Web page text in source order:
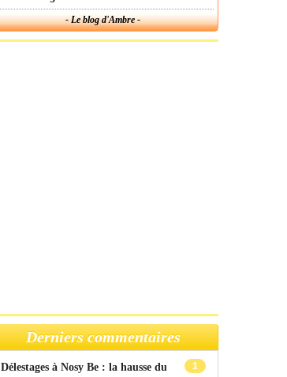
- Le blog d'Ambre -
Derniers commentaires
1
Délestages à Nosy Be : la hausse du